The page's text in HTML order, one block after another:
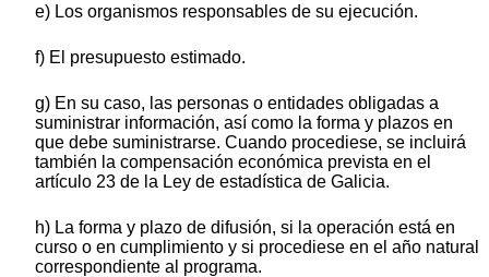
e) Los organismos responsables de su ejecución.
f) El presupuesto estimado.
g) En su caso, las personas o entidades obligadas a
suministrar información, así como la forma y plazos en
que debe suministrarse. Cuando procediese, se incluirá
también la compensación económica prevista en el
artículo 23 de la Ley de estadística de Galicia.
h) La forma y plazo de difusión, si la operación está en
curso o en cumplimiento y si procediese en el año natural
correspondiente al programa.